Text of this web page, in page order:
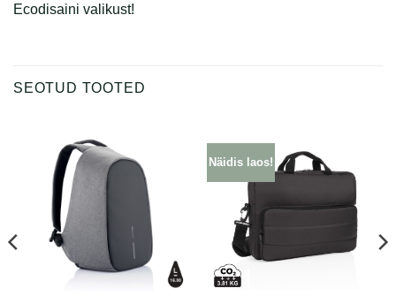
Ecodisaini valikust!
SEOTUD TOOTED
Näidis laos!